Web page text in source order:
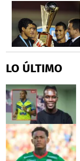
LO ÚLTIMO